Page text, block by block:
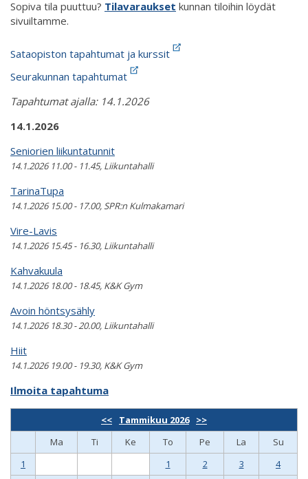
Sopiva tila puuttuu? Tilavaraukset kunnan tiloihin löydät
sivuiltamme.
Sataopiston tapahtumat ja kurssit
Seurakunnan tapahtumat
Tapahtumat ajalla: 14.1.2026
14.1.2026
Seniorien liikuntatunnit
14.1.2026 11.00 - 11.45, Liikuntahalli
TarinaTupa
14.1.2026 15.00 - 17.00, SPR:n Kulmakamari
Vire-Lavis
14.1.2026 15.45 - 16.30, Liikuntahalli
Kahvakuula
14.1.2026 18.00 - 18.45, K&K Gym
Avoin höntsysähly
14.1.2026 18.30 - 20.00, Liikuntahalli
Hiit
14.1.2026 19.00 - 19.30, K&K Gym
Ilmoita tapahtuma
<< Tammikuu 2026
>>
Ma
Ti Ke To Pe La
Su
1
1 2 3
4